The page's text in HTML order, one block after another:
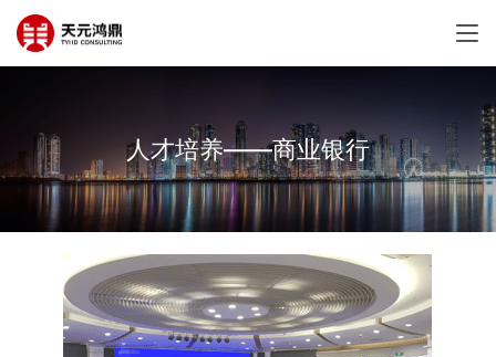
人才培养——商业银行